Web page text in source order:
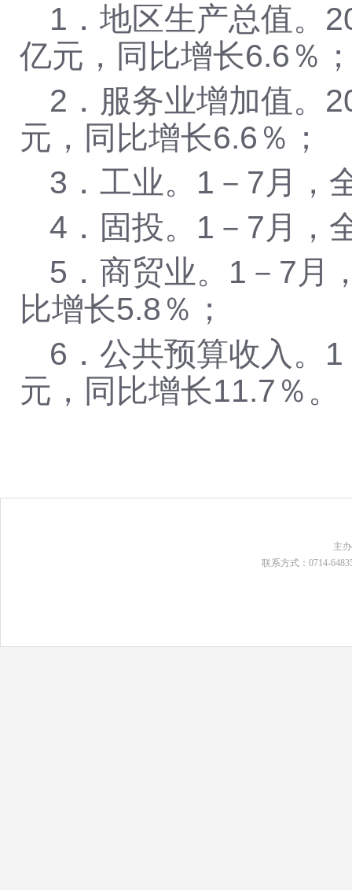
1．地区生产总值。
亿元，同比增长6.6％
2．服务业增加值。
元，同比增长6.6％；
3．工业。1－7月，
4．固投。1－7月，
5．商贸业。1－7月
比增长5.8％；
6．公共预算收入。
元，同比增长11.7％。
主
联系方式：0714-